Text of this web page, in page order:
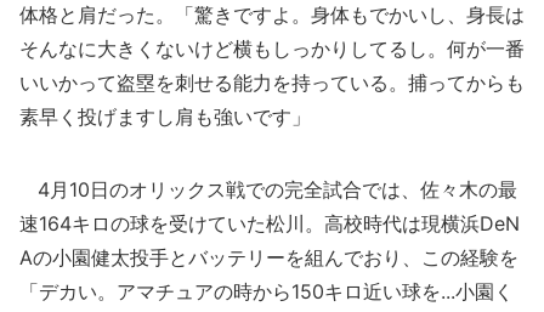
体格と肩だった。「驚きですよ。身体もでかいし、身長は
そんなに大きくないけど横もしっかりしてるし。何が一番
いいかって盗塁を刺せる能力を持っている。捕ってからも
素早く投げますし肩も強いです」
4月10日のオリックス戦での完全試合では、佐々木の最
速164キロの球を受けていた松川。高校時代は現横浜DeN
Aの小園健太投手とバッテリーを組んでおり、この経験を
「デカい。アマチュアの時から150キロ近い球を...小園く